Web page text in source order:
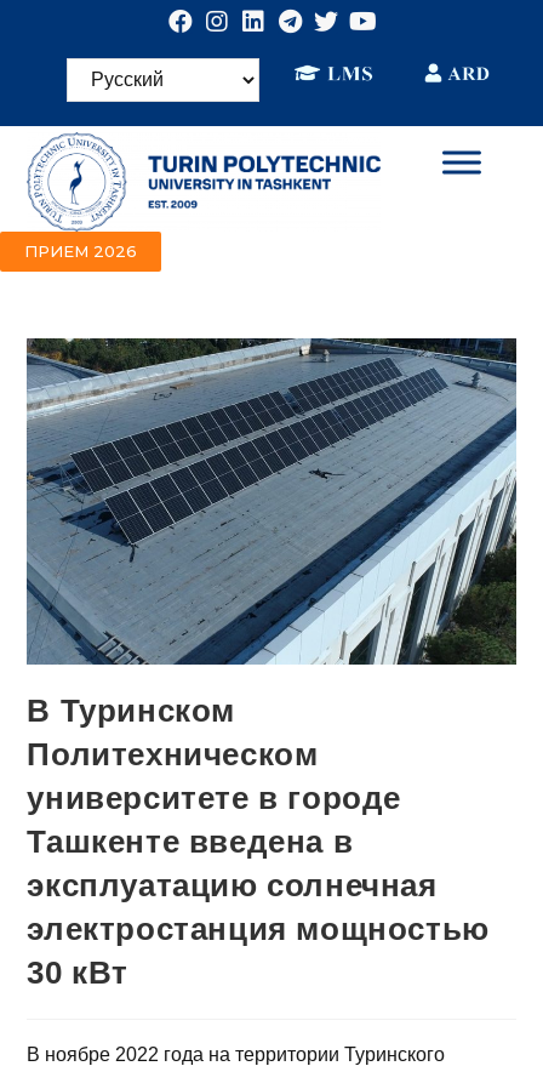
ПРИЕМ 2026
В Туринском
Политехническом
университете в городе
Ташкенте введена в
эксплуатацию солнечная
электростанция мощностью
30 кВт
В ноябре 2022 года на территории Туринского